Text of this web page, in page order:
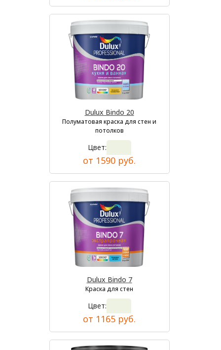
Dulux Bindo 20
Полуматовая краска для стен и
потолков
Цвет:
от 1590 руб.
Dulux Bindo 7
Краска для стен
Цвет:
от 1165 руб.